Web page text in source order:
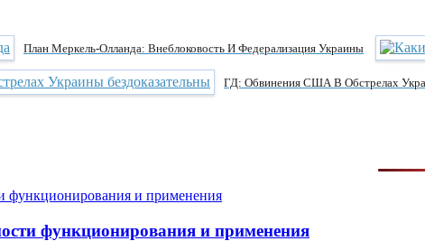
План Меркель-Олланда: Внеблоковость И Федерализация Украины
ГД: Обвинения США В Обстрелах
функционирования и применения